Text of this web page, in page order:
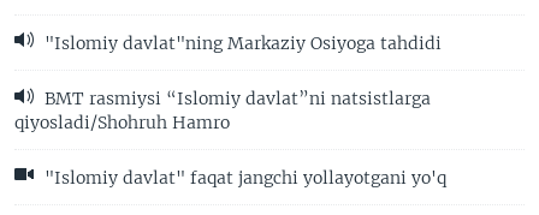
"Islomiy davlat"ning Markaziy Osiyoga tahdidi
BMT rasmiysi “Islomiy davlat”ni natsistlarga
qiyosladi/Shohruh Hamro
"Islomiy davlat" faqat jangchi yollayotgani yo'q